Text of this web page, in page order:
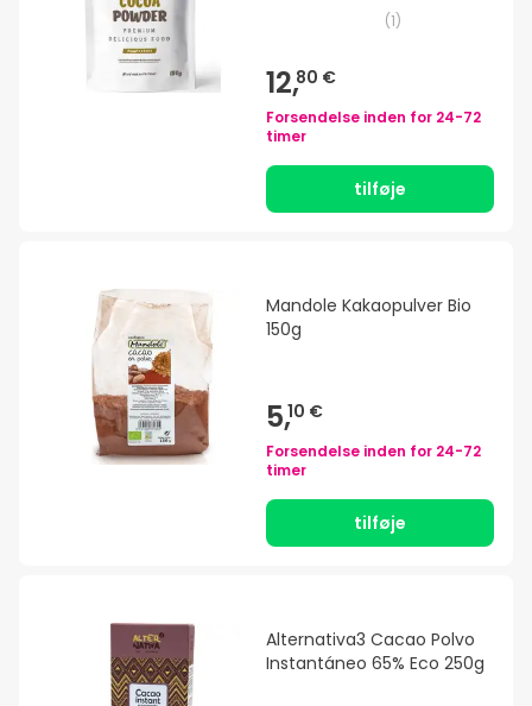
(1)
12,80 €
Forsendelse inden for 24-72
timer
tilføje
Mandole Kakaopulver Bio
150g
5,10 €
Forsendelse inden for 24-72
timer
tilføje
Alternativa3 Cacao Polvo
Instantáneo 65% Eco 250g